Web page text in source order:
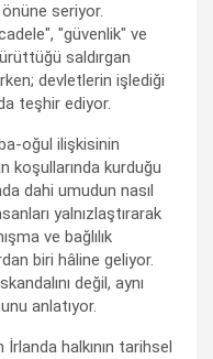
seriyor.
"güvenlik" ve
saldırgan
devletlerin işlediği
da teşhir ediyor.
oğul ilişkisinin
koşullarında kurduğu
dahi umudun nasıl
yalnızlaştırarak
ve bağlılık
biri hâline geliyor.
değil, aynı
anlatıyor.
halkının tarihsel